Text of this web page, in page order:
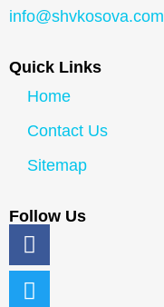
info@shvkosova.com
Quick Links
Home
Contact Us
Sitemap
Follow Us